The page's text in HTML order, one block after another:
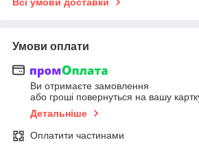
Умови оплати
Ви отримаєте замовлення
або гроші повернуться на вашу
Детальніше
Оплатити частинами